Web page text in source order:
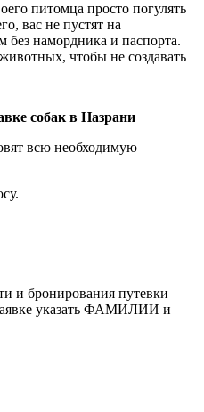
питомца просто погулять
вас не пустят на
без намордника и паспорта.
чтобы не создавать
собак в Назрани
всю необходимую
и бронирования путевки
указать ФАМИЛИИ и